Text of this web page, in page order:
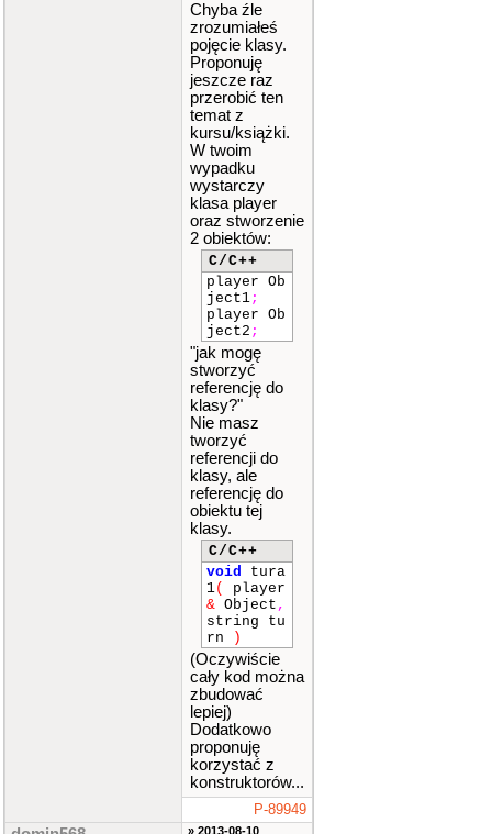
Chyba źle
zrozumiałeś
pojęcie klasy.
Proponuję
jeszcze raz
przerobić ten
temat z
kursu/książki.
W twoim
wypadku
wystarczy
klasa player
oraz stworzenie
2 obiektów:
C/C++
player Ob
ject1;
player Ob
ject2 ;
"jak mogę
stworzyć
referencję do
klasy?"
Nie masz
tworzyć
referencji do
klasy, ale
referencję do
obiektu tej
klasy.
C/C++
void tura
1(
player
& Object ,
string tu
rn
)
(Oczywiście
cały kod można
zbudować
lepiej)
Dodatkowo
proponuję
korzystać z
konstruktorów...
P-89949
» 2013-08-10